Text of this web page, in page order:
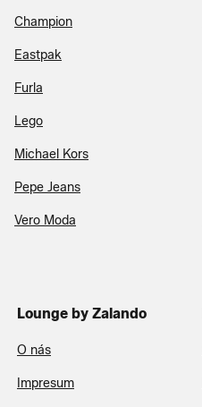
Champion
Eastpak
Furla
Lego
Michael Kors
Pepe Jeans
Vero Moda
Lounge by Zalando
O nás
Impresum